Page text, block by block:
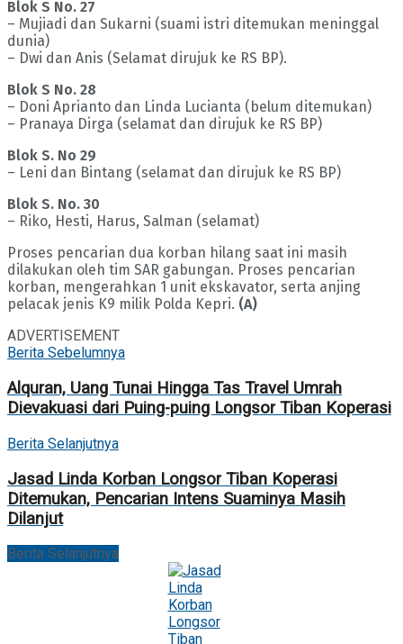
Blok S No. 27
– Mujiadi dan Sukarni (suami istri ditemukan meninggal
dunia)
– Dwi dan Anis (Selamat dirujuk ke RS BP).
Blok S No. 28
– Doni Aprianto dan Linda Lucianta (belum ditemukan)
– Pranaya Dirga (selamat dan dirujuk ke RS BP)
Blok S. No 29
– Leni dan Bintang (selamat dan dirujuk ke RS BP)
Blok S. No. 30
– Riko, Hesti, Harus, Salman (selamat)
Proses pencarian dua korban hilang saat ini masih
dilakukan oleh tim SAR gabungan. Proses pencarian
korban, mengerahkan 1 unit ekskavator, serta anjing
pelacak jenis K9 milik Polda Kepri. (A)
ADVERTISEMENT
Berita Sebelumnya
Alquran, Uang Tunai Hingga Tas Travel Umrah
Dievakuasi dari Puing-puing Longsor Tiban Koperasi
Berita Selanjutnya
Jasad Linda Korban Longsor Tiban Koperasi
Ditemukan, Pencarian Intens Suaminya Masih
Dilanjut
Berita Selanjutnya